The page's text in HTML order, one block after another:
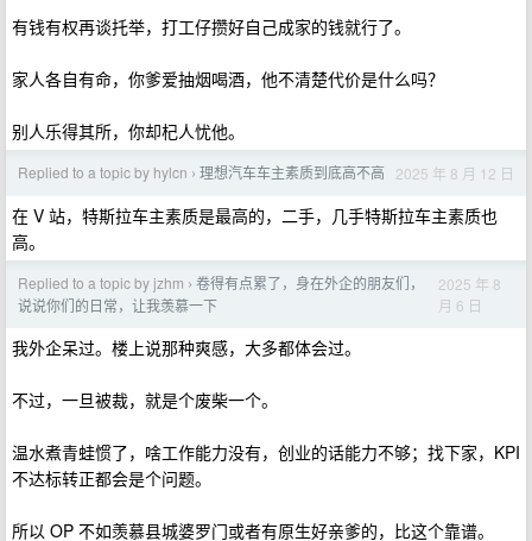
有钱有权再谈托举，打工仔攒好自己成家的钱就行了。
家人各自有命，你爹爱抽烟喝酒，他不清楚代价是什么吗？
别人乐得其所，你却杞人忧他。
Replied to a topic by hylcn › 理想汽车车主素质到底高不高 2025 年 8 月 12 日
在 V 站，特斯拉车主素质是最高的，二手，几手特斯拉车主素质也
高。
Replied to a topic by jzhm › 卷得有点累了，身在外企的朋友们，
说说你们的日常，让我羡慕一下
2025 年 8
月 6 日
我外企呆过。楼上说那种爽感，大多都体会过。
不过，一旦被裁，就是个废柴一个。
温水煮青蛙惯了，啥工作能力没有，创业的话能力不够；找下家，KPI
不达标转正都会是个问题。
所以 OP 不如羡慕县城婆罗门或者有原生好亲爹的，比这个靠谱。